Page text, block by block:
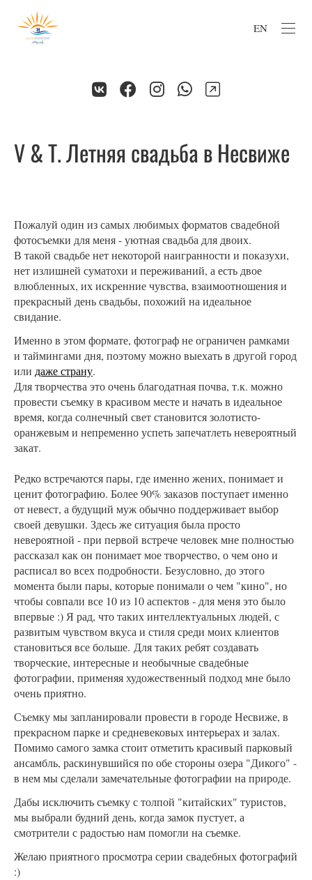
EN
V & T. Летняя свадьба в Несвиже
Пожалуй один из самых любимых форматов свадебной
фотосъемки для меня - уютная свадьба для двоих.
В такой свадьбе нет некоторой наигранности и показухи,
нет излишней суматохи и переживаний, а есть двое
влюбленных, их искренние чувства, взаимоотношения и
прекрасный день свадьбы, похожий на идеальное
свидание.
Именно в этом формате, фотограф не ограничен рамками
и таймингами дня, поэтому можно выехать в другой город
или даже страну.
Для творчества это очень благодатная почва, т.к. можно
провести съемку в красивом месте и начать в идеальное
время, когда солнечный свет становится золотисто-
оранжевым и непременно успеть запечатлеть невероятный
закат.
Редко встречаются пары, где именно жених, понимает и
ценит фотографию. Более 90% заказов поступает именно
от невест, а будущий муж обычно поддерживает выбор
своей девушки. Здесь же ситуация была просто
невероятной - при первой встрече человек мне полностью
рассказал как он понимает мое творчество, о чем оно и
расписал во всех подробности. Безусловно, до этого
момента были пары, которые понимали о чем "кино", но
чтобы совпали все 10 из 10 аспектов - для меня это было
впервые :) Я рад, что таких интеллектуальных людей, с
развитым чувством вкуса и стиля среди моих клиентов
становиться все больше. Для таких ребят создавать
творческие, интересные и необычные свадебные
фотографии, применяя художественный подход мне было
очень приятно.
Съемку мы запланировали провести в городе Несвиже, в
прекрасном парке и средневековых интерьерах и залах.
Помимо самого замка стоит отметить красивый парковый
ансамбль, раскинувшийся по обе стороны озера "Дикого" -
в нем мы сделали замечательные фотографии на природе.
Дабы исключить съемку с толпой "китайских" туристов,
мы выбрали будний день, когда замок пустует, а
смотрители с радостью нам помогли на съемке.
Желаю приятного просмотра серии свадебных фотографий
:)